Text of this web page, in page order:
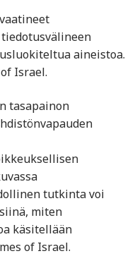
aineistoa.
Israel.
tasapainon
tutkinta voi
miten
käsitellään
of Israel.